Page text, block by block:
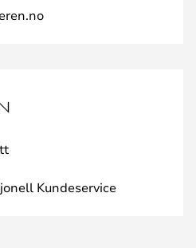
Kundeservice